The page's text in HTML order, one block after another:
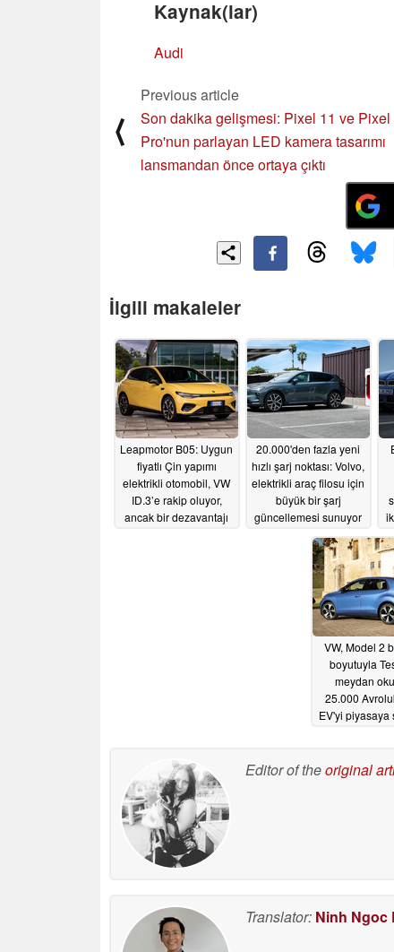
Kaynak(lar)
Audi
⟨
Previous article
Son dakika gelişmesi: Pixel 11 ve Pixel
Pro'nun parlayan LED kamera tasarımı
lansmandan önce ortaya çıktı
İlgili makaleler
Leapmotor B05: Uygun
fiyatlı Çin yapımı
elektrikli otomobil, VW
ID.3’e rakip oluyor,
ancak bir dezavantajı
20.000'den fazla yeni
hızlı şarj noktası: Volvo,
elektrikli araç filosu için
büyük bir şarj
güncellemesi sunuyor
05/28/2026
VW, Model 2
boyutuyla
meydan
25.000
EV'yi piyasaya
Editor of theoriginal
Translator: Ninh Ngoc